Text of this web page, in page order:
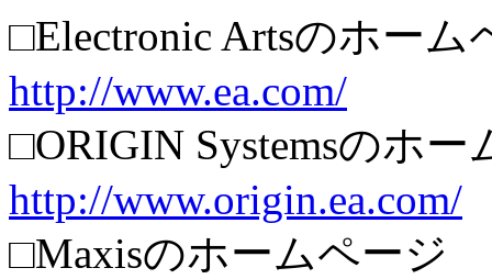
□Electronic Artsのホーム
http://www.ea.com/
□ORIGIN Systemsのホー
http://www.origin.ea.com/
□Maxisのホームページ